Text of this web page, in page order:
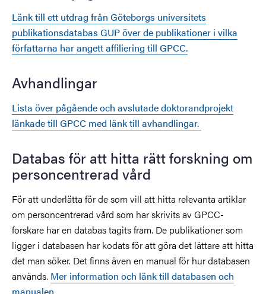
Länk till ett utdrag från Göteborgs universitets
publikationsdatabas GUP över de publikationer i vilka
författarna har angett affiliering till GPCC.
Avhandlingar
Lista över pågående och avslutade doktorandprojekt
länkade till GPCC med länk till avhandlingar.
Databas för att hitta rätt forskning om
personcentrerad vård
För att underlätta för de som vill att hitta relevanta artiklar
om personcentrerad vård som har skrivits av GPCC-
forskare har en databas tagits fram. De publikationer som
ligger i databasen har kodats för att göra det lättare att hitta
det man söker. Det finns även en manual för hur databasen
används. Mer information och länk till databasen och
manualen.